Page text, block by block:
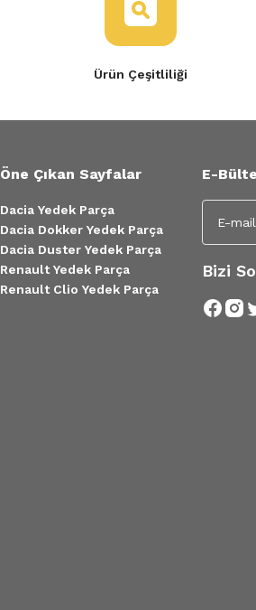
Ürün Çeşitliliği
Öne Çıkan Sayfalar
Dacia Yedek Parça
Dacia Dokker Yedek Parça
Dacia Duster Yedek Parça
Renault Yedek Parça
Renault Clio Yedek Parça
E-
Bizi